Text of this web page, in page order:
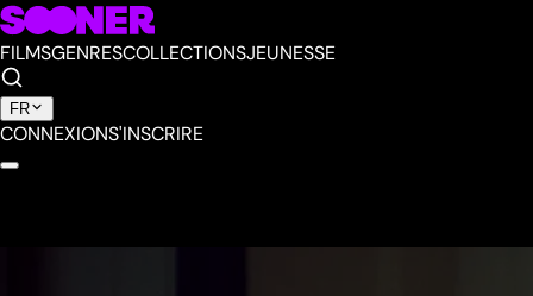
FILMSGENRESCOLLECTIONSJEUNESSE
FR
CONNEXIONS'INSCRIRE